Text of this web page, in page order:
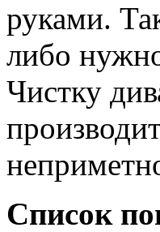
руками.
либо
Чистку
Список